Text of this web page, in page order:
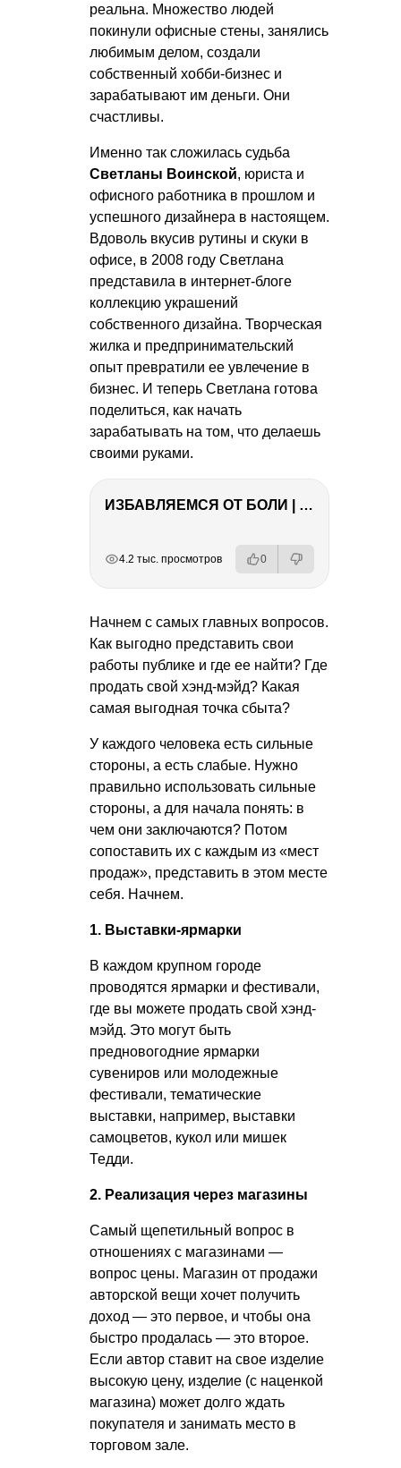
реальна. Множество людей
покинули офисные стены, занялись
любимым делом, создали
собственный хобби-бизнес и
зарабатывают им деньги. Они
счастливы.
Именно так сложилась судьба
Светланы Воинской, юриста и
офисного работника в прошлом и
успешного дизайнера в настоящем.
Вдоволь вкусив рутины и скуки в
офисе, в 2008 году Светлана
представила в интернет-блоге
коллекцию украшений
собственного дизайна. Творческая
жилка и предпринимательский
опыт превратили ее увлечение в
бизнес. И теперь Светлана готова
поделиться, как начать
зарабатывать на том, что делаешь
своими руками.
ИЗБАВЛЯЕМСЯ ОТ БОЛИ | Важность режима и питания
4.2 тыс. просмотров 0
Начнем с самых главных вопросов.
Как выгодно представить свои
работы публике и где ее найти? Где
продать свой хэнд-мэйд? Какая
самая выгодная точка сбыта?
У каждого человека есть сильные
стороны, а есть слабые. Нужно
правильно использовать сильные
стороны, а для начала понять: в
чем они заключаются? Потом
сопоставить их с каждым из «мест
продаж», представить в этом месте
себя. Начнем.
1. Выставки-ярмарки
В каждом крупном городе
проводятся ярмарки и фестивали,
где вы можете продать свой хэнд-
мэйд. Это могут быть
предновогодние ярмарки
сувениров или молодежные
фестивали, тематические
выставки, например, выставки
самоцветов, кукол или мишек
Тедди.
2. Реализация через магазины
Самый щепетильный вопрос в
отношениях с магазинами —
вопрос цены. Магазин от продажи
авторской вещи хочет получить
доход — это первое, и чтобы она
быстро продалась — это второе.
Если автор ставит на свое изделие
высокую цену, изделие (с наценкой
магазина) может долго ждать
покупателя и занимать место в
торговом зале.